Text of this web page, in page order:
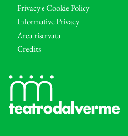
Privacy e Cookie Policy
Informative Privacy
Area riservata
Credits